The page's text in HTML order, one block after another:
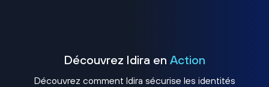
Découvrez Idira en Action
Découvrez comment Idira sécurise les identités